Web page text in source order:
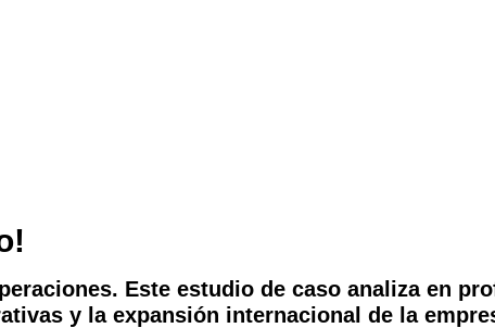
Este estudio de caso analiza en
y la expansión internacional de la